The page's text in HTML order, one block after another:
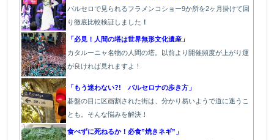
バルセロで見られるフラメンコショー9か所を2ヶ月掛けて回
り徹底比較検証しました ！
「必見！人間の塔は世界無形文化遺産」
カタルーニャ名物の人間の塔。以前より開催頻度が上がり運
が良ければ見れますよ！
「もう迷わない?! バルセロナの歩き方」
碁盤の目に区画割された街は、分かり易いようで道に迷うこ
とも。そんな悩みを解決！
食べずに死ねるか！必食”焼きネギ”」